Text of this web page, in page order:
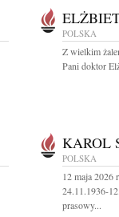
POLSKA
Z wielkim
Pani doktor
KAROL
POLSKA
12 maja 2026
24.11.1936-
prasowy...